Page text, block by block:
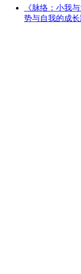
《脉络：小我
势与自我的成